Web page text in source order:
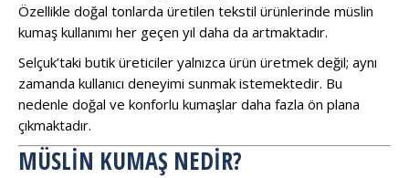
Özellikle doğal tonlarda üretilen tekstil ürünlerinde müslin
kumaş kullanımı her geçen yıl daha da artmaktadır.
Selçuk’taki butik üreticiler yalnızca ürün üretmek değil; aynı
zamanda kullanıcı deneyimi sunmak istemektedir. Bu
nedenle doğal ve konforlu kumaşlar daha fazla ön plana
çıkmaktadır.
MÜSLIN KUMAŞ NEDIR?